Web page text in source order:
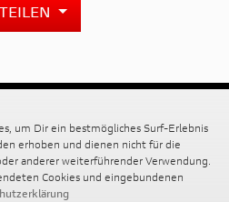
TEILEN
um Dir ein bestmögliches Surf-Erlebnis
erhoben und dienen nicht für die
anderer weiterführender Verwendung.
Cookies und eingebundenen